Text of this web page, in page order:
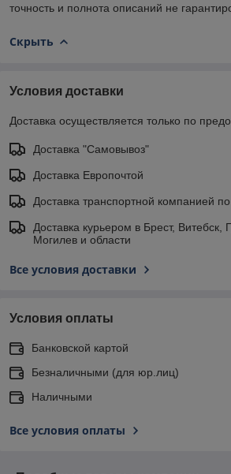
точность и полнота описаний не
Скрыть
Условия доставки
Доставка осуществляется только по
Доставка "Самовывоз"
Доставка Европочтой
Доставка транспортной компанией
Доставка курьером в Брест, Витебск,
Могилев и области
Все условия доставки
Условия оплаты
Банковской картой
Безналичными (для юр.лиц)
Наличными
Все условия оплаты